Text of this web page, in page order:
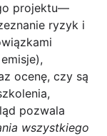
projektu—
ryzyk i
ocenę, czy są
pozwala
wszystkiego